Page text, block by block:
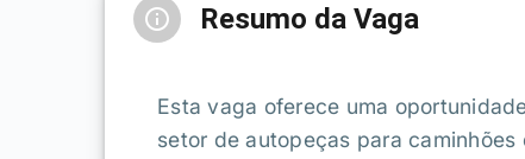
Resumo da Vaga
Esta vaga oferece uma
setor de autopeças para